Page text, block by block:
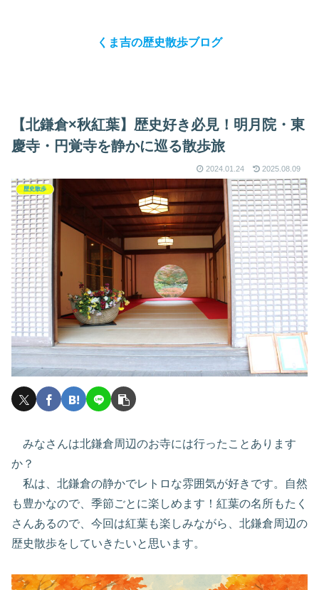
くま吉の歴史散歩ブログ
【北鎌倉×秋紅葉】歴史好き必見！明月院・東
慶寺・円覚寺を静かに巡る散歩旅
2024.01.24 2025.08.09
歴史散歩
みなさんは北鎌倉周辺のお寺には行ったことあります
か？
私は、北鎌倉の静かでレトロな雰囲気が好きです。自然
も豊かなので、季節ごとに楽しめます！紅葉の名所もたく
さんあるので、今回は紅葉も楽しみながら、北鎌倉周辺の
歴史散歩をしていきたいと思います。